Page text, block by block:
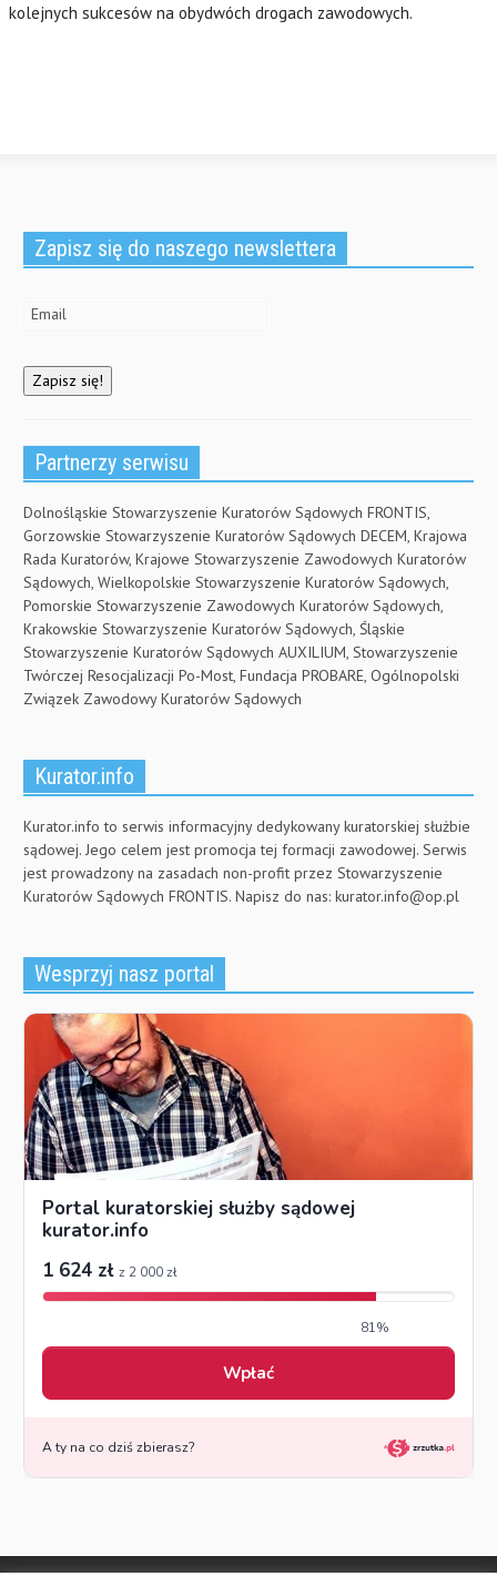
kolejnych sukcesów na obydwóch drogach zawodowych.
Zapisz się do naszego newslettera
Partnerzy serwisu
Dolnośląskie Stowarzyszenie Kuratorów Sądowych FRONTIS,
Gorzowskie Stowarzyszenie Kuratorów Sądowych DECEM, Krajowa
Rada Kuratorów, Krajowe Stowarzyszenie Zawodowych Kuratorów
Sądowych, Wielkopolskie Stowarzyszenie Kuratorów Sądowych,
Pomorskie Stowarzyszenie Zawodowych Kuratorów Sądowych,
Krakowskie Stowarzyszenie Kuratorów Sądowych, Śląskie
Stowarzyszenie Kuratorów Sądowych AUXILIUM, Stowarzyszenie
Twórczej Resocjalizacji Po-Most, Fundacja PROBARE, Ogólnopolski
Związek Zawodowy Kuratorów Sądowych
Kurator.info
Kurator.info to serwis informacyjny dedykowany kuratorskiej służbie
sądowej. Jego celem jest promocja tej formacji zawodowej. Serwis
jest prowadzony na zasadach non-profit przez Stowarzyszenie
Kuratorów Sądowych FRONTIS. Napisz do nas: kurator.info@op.pl
Wesprzyj nasz portal